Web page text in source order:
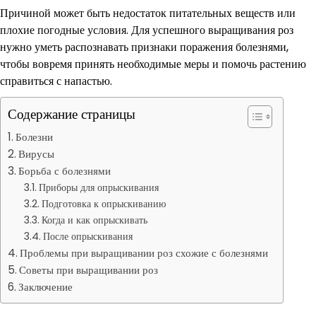
Причиной может быть недостаток питательных веществ или
плохие погодные условия. Для успешного выращивания роз
нужно уметь распознавать признаки поражения болезнями,
чтобы вовремя принять необходимые меры и помочь растению
справиться с напастью.
Содержание страницы
Болезни
Вирусы
Борьба с болезнями
Приборы для опрыскивания
Подготовка к опрыскиванию
Когда и как опрыскивать
После опрыскивания
Проблемы при выращивании роз схожие с болезнями
Советы при выращивании роз
Заключение